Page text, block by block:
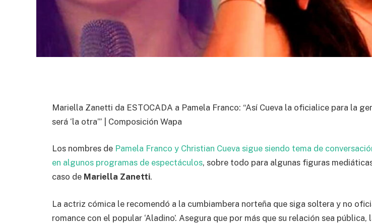
Mariella Zanetti da ESTOCADA a Pamela Franco: “Así Cueva la oficialice para la
será ‘la otra’” | Composición Wapa
Los nombres de Pamela Franco y Christian Cueva sigue siendo tema de
en algunos programas de espectáculos, sobre todo para algunas figuras
caso de Mariella Zanetti.
La actriz cómica le recomendó a la cumbiambera norteña que siga soltera y no
romance con el popular ‘Aladino’. Asegura que por más que su relación sea pública,